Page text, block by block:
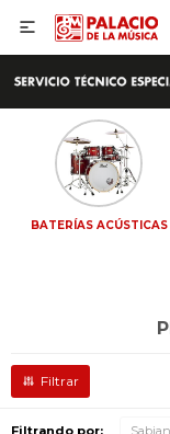

BATERÍAS ACÚSTICAS
Filtrando por: Sabian